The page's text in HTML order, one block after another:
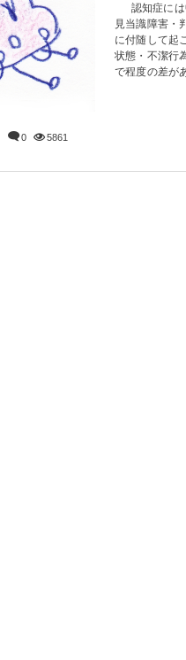
認知症には
見当識障害・
に付随して起
状態・不潔行
で程度の差が
0 5861